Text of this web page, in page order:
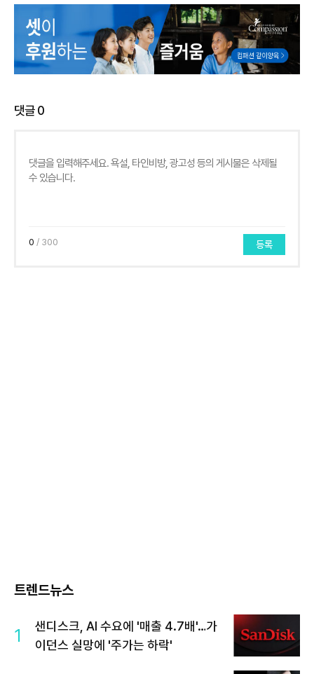
댓글0
0 / 300 등록
트렌드뉴스
1
샌디스크, AI 수요에 '매출 4.7배'…가
이던스 실망에 '주가는 하락'